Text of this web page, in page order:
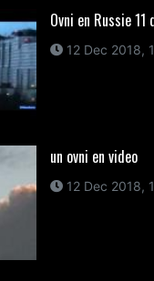
Ovni en Russie
12 Dec 2018,
un ovni en video
12 Dec 2018,